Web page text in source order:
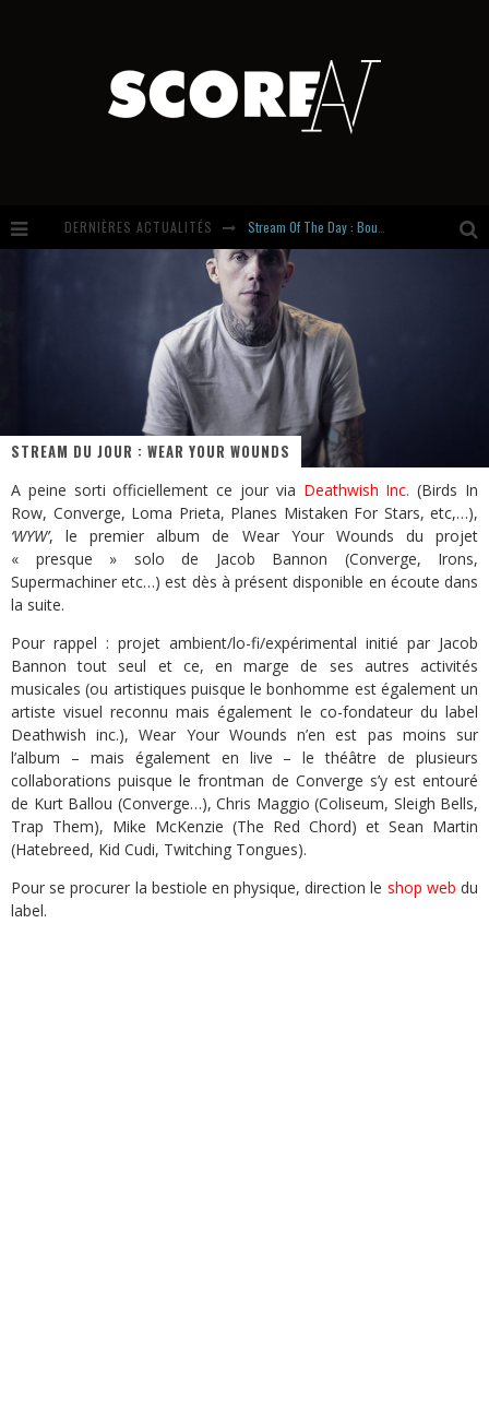
DERNIÈRES ACTUALITÉS
STREAM DU JOUR : WEAR YOUR WOUNDS
A peine sorti officiellement ce jour via Deathwish Inc. (Birds In
Row, Converge, Loma Prieta, Planes Mistaken For Stars, etc,…),
‘WYW’, le premier album de Wear Your Wounds du projet
« presque » solo de Jacob Bannon (Converge, Irons,
Supermachiner etc…) est dès à présent disponible en écoute dans
la suite.
Pour rappel : projet ambient/lo-fi/expérimental initié par Jacob
Bannon tout seul et ce, en marge de ses autres activités
musicales (ou artistiques puisque le bonhomme est également un
artiste visuel reconnu mais également le co-fondateur du label
Deathwish inc.), Wear Your Wounds n’en est pas moins sur
l’album – mais également en live – le théâtre de plusieurs
collaborations puisque le frontman de Converge s’y est entouré
de Kurt Ballou (Converge…), Chris Maggio (Coliseum, Sleigh Bells,
Trap Them), Mike McKenzie (The Red Chord) et Sean Martin
(Hatebreed, Kid Cudi, Twitching Tongues).
Pour se procurer la bestiole en physique, direction le shop web du
label.